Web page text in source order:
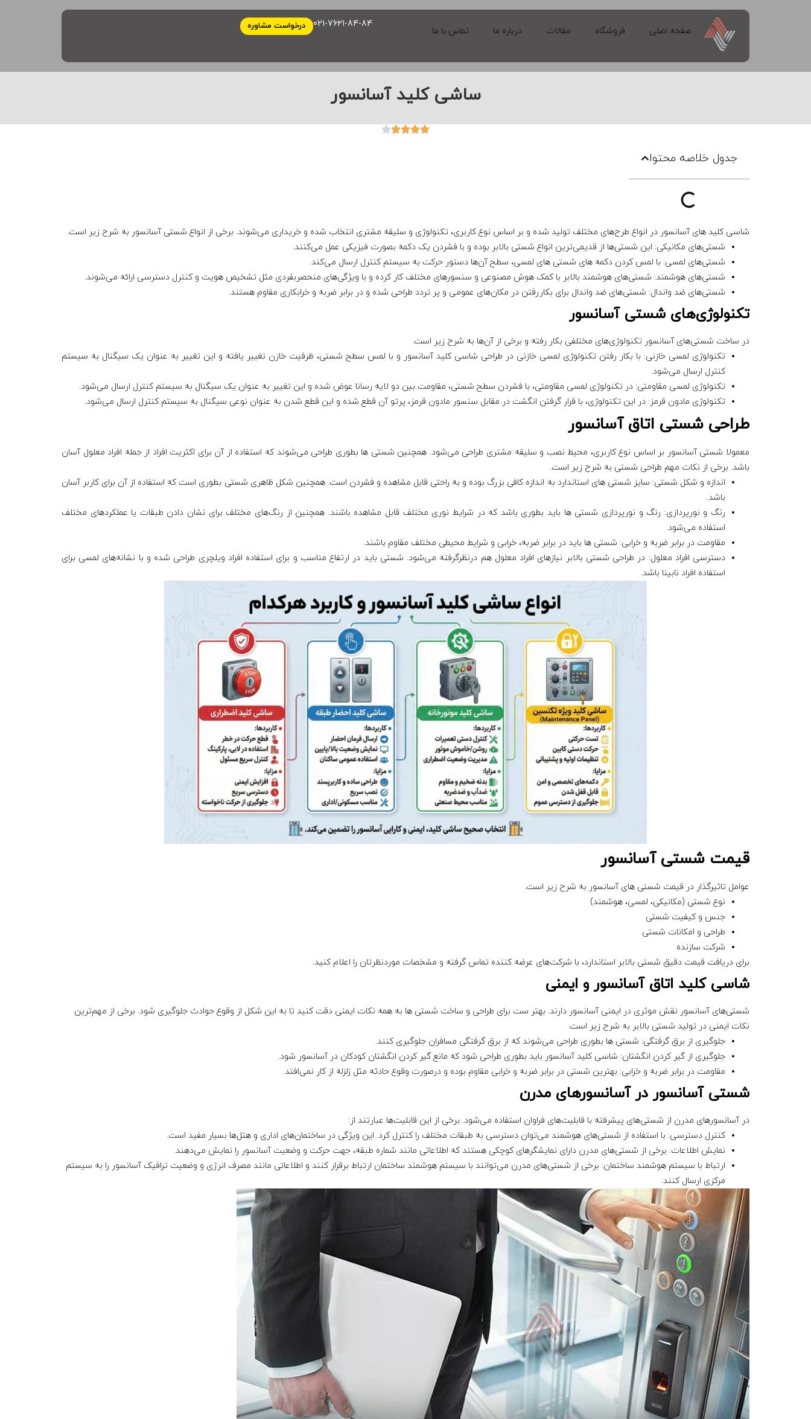
صفحه اصلی فروشگاه مقالات درباره ما تماس با ما
021-7621-84-84 درخواست مشاوره
ساشی کلید آسانسور
جدول خلاصه محتوا
شاسی کلید های آسانسور در انواع طرح‌های مختلف تولید شده و بر اساس نوع کاربری، تکنولوژی و سلیقه مشتری انتخاب شده و خریداری می‌شوند. برخی از انواع شستی آسانسور به شرح زیر است.
شستی‌های مکانیکی: این شستی‌ها از قدیمی‌ترین انواع شستی بالابر بوده و با فشردن یک دکمه بصورت فیزیکی عمل می‌کنند.
شستی‌های لمسی: با لمس کردن دکمه های شستی های لمسی، سطح آن‌ها دستور حرکت به سیستم کنترل ارسال می‌کند.
شستی‌های هوشمند: شستی‌های هوشمند بالابر با کمک هوش مصنوعی و سنسورهای مختلف کار کرده و با ویژگی‌های منحصربفردی مثل تشخیص هویت و کنترل دسترسی ارائه می‌شوند.
شستی‌های ضد واندال: شستی‌های ضد واندال برای بکاررفتن در مکان‌های عمومی و پر تردد طراحی شده‌ و در برابر ضربه و خرابکاری مقاوم هستند.
تکنولوژی‌های شستی آسانسور
در ساخت شستی‌های آسانسور تکنولوژی‌های مختلفی بکار رفته و برخی از آن‌ها به شرح زیر است.
تکنولوژی لمسی خازنی: با بکار رفتن تکنولوژی لمسی خازنی در طراحی شاسی کلید آسانسور و با لمس سطح شستی، ظرفیت خازن تغییر یافته و این تغییر به عنوان یک سیگنال به سیستم
کنترل ارسال می‌شود.
تکنولوژی لمسی مقاومتی: در تکنولوژی لمسی مقاومتی، با فشردن سطح شستی، مقاومت بین دو لایه رسانا عوض شده و این تغییر به عنوان یک سیگنال به سیستم کنترل ارسال می‌شود.
تکنولوژی مادون قرمز: در این تکنولوژی، با قرار گرفتن انگشت در مقابل سنسور مادون قرمز، پرتو آن قطع شده و این قطع شدن به عنوان نوعی سیگنال به سیستم کنترل ارسال می‌شود.
طراحی شستی اتاق آسانسور
معمولا شستی آسانسور بر اساس نوع کاربری، محیط نصب و سلیقه مشتری طراحی می‌شود. همچنین شستی ها بطوری طراحی می‌شوند که استفاده از آن برای اکثریت افراد از جمله افراد معلول آسان
باشد. برخی از نکات مهم طراحی شستی به شرح زیر است.
اندازه و شکل شستی: سایز شستی های استاندارد به اندازه کافی بزرگ بوده و به راحتی قابل مشاهده و فشردن است. همچنین شکل ظاهری شستی بطوری است که استفاده از آن برای کاربر آسان
باشد.
رنگ و نورپردازی: رنگ و نورپردازی شستی ها باید بطوری باشد که در شرایط نوری مختلف قابل مشاهده باشند. همچنین از رنگ‌های مختلف برای نشان دادن طبقات یا عملکردهای مختلف
استفاده می‌شود.
مقاومت در برابر ضربه و خرابی: شستی ها باید در برابر ضربه، خرابی و شرایط محیطی مختلف مقاوم باشند.
دسترسی افراد معلول: در طراحی شستی بالابر نیازهای افراد معلول هم درنظرگرفته می‌شود. شستی باید در ارتفاع مناسب و برای استفاده افراد ویلچری طراحی شده و با نشانه‌های لمسی برای
استفاده افراد نابینا باشد.
قیمت شستی آسانسور
عوامل تاثیرگذار در قیمت شستی های آسانسور به شرح زیر است.
نوع شستی (مکانیکی، لمسی، هوشمند)
جنس و کیفیت شستی
طراحی و امکانات شستی
شرکت سازنده
برای دریافت قیمت دقیق شستی بالابر استاندارد، با شرکت‌های عرضه کننده تماس گرفته و مشخصات موردنظرتان را اعلام کنید.
شاسی کلید اتاق آسانسور و ایمنی
شستی‌های آسانسور نقش موثری در ایمنی آسانسور دارند. بهتر ست برای طراحی و ساخت شستی ها به همه نکات ایمنی دقت کنید تا به این شکل از وقوع حوادث جلوگیری شود. برخی از مهم‌ترین
نکات ایمنی در تولید شستی بالابر به شرح زیر است.
جلوگیری از برق گرفتگی: شستی ها بطوری طراحی می‌شوند که از برق گرفتگی مسافران جلوگیری کنند.
جلوگیری از گیر کردن انگشتان: شاسی کلید آسانسور باید بطوری طراحی شود که مانع گیر کردن انگشتان کودکان در آسانسور شود.
مقاومت در برابر ضربه و خرابی: بهترین شستی در برابر ضربه و خرابی مقاوم بوده و درصورت وقوع حادثه مثل زلزله از کار نمی‌افتد.
شستی آسانسور در آسانسورهای مدرن
در آسانسورهای مدرن از شستی‌های پیشرفته با قابلیت‌های فراوان استفاده می‌شود. برخی از این قابلیت‌ها عبارتند از:
کنترل دسترسی: با استفاده از شستی‌های هوشمند می‌توان دسترسی به طبقات مختلف را کنترل کرد. این ویژگی در ساختمان‌های اداری و هتل‌ها بسیار مفید است.
نمایش اطلاعات: برخی از شستی‌های مدرن دارای نمایشگرهای کوچکی هستند که اطلاعاتی مانند شماره طبقه، جهت حرکت و وضعیت آسانسور را نمایش می‌دهند.
ارتباط با سیستم هوشمند ساختمان: برخی از شستی‌های مدرن می‌توانند با سیستم هوشمند ساختمان ارتباط برقرار کنند و اطلاعاتی مانند مصرف انرژی و وضعیت ترافیک آسانسور را به سیستم
مرکزی ارسال کنند.